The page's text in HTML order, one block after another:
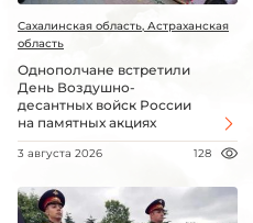
Сахалинская область, Астраханская
область
Однополчане встретили
День Воздушно-
десантных войск России
на памятных акциях
3 августа 2026 128